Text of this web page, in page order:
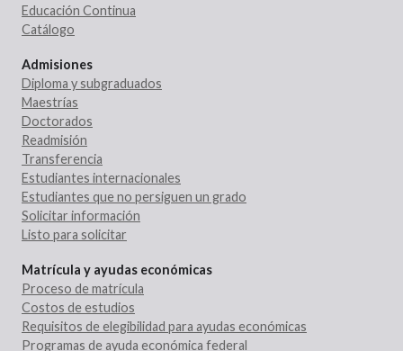
Educación Continua
Catálogo
Admisiones
Diploma y subgraduados
Maestrías
Doctorados
Readmisión
Transferencia
Estudiantes internacionales
Estudiantes que no persiguen un grado
Solicitar información
Listo para solicitar
Matrícula y ayudas económicas
Proceso de matrícula
Costos de estudios
Requisitos de elegibilidad para ayudas económicas
Programas de ayuda económica federal